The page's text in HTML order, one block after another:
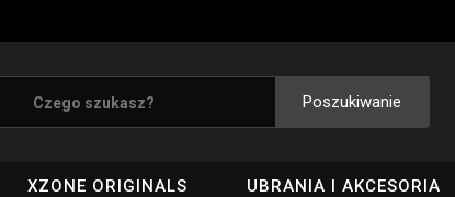
Poszukiwanie
XZONE ORIGINALS UBRANIA I AKCESORIA